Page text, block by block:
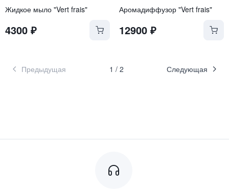
Жидкое мыло "Vert frais"
4300 ₽
Аромадиффузор "Vert frais"
12900₽
Предыдущая 1 / 2 Следующая